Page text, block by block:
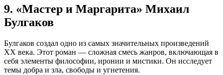
9. «Мастер и Маргарита» Михаил
Булгаков
Булгаков создал одно из самых значительных произведений
XX века. Этот роман — сложная смесь жанров, включающая в
себя элементы философии, иронии и мистики. Он исследует
темы добра и зла, свободы и угнетения.